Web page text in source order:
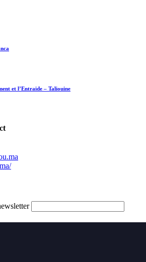
et l’Entraide – Taliouine